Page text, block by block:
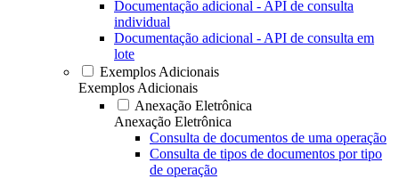
Documentação adicional - API de consulta
individual
Documentação adicional - API de consulta em
lote
Exemplos Adicionais
Exemplos Adicionais
Anexação Eletrônica
Anexação Eletrônica
Consulta de documentos de uma operação
Consulta de tipos de documentos por tipo
de operação